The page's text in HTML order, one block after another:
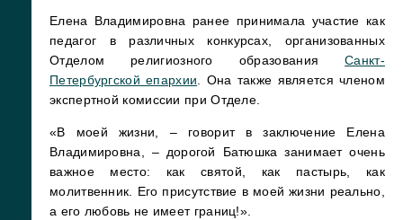
Елена Владимировна ранее принимала участие как
педагог в различных конкурсах, организованных
Отделом религиозного образованияСанкт-
Петербургской епархии . Она также является членом
экспертной комиссии при Отделе.
«В моей жизни, – говорит в заключение Елена
Владимировна, – дорогой Батюшка занимает очень
важное место: как святой, как пастырь, как
молитвенник. Его присутствие в моей жизни реально,
а его любовь не имеет границ!».